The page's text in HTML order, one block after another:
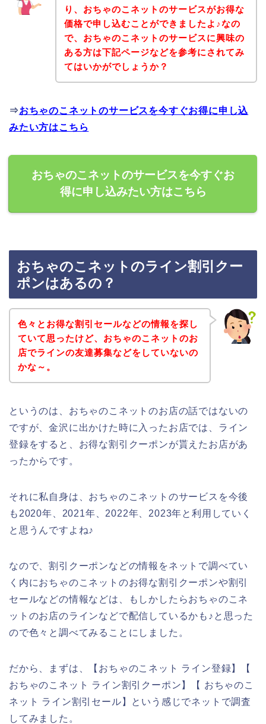
り、おちゃのこネットのサービスがお得な
価格で申し込むことができましたよ♪なの
で、おちゃのこネットのサービスに興味の
ある方は下記ページなどを参考にされてみ
てはいかがでしょうか？
⇒おちゃのこネットのサービスを今すぐお得に申し込
みたい方はこちら
おちゃのこネットのサービスを今すぐお
得に申し込みたい方はこちら
おちゃのこネットのライン割引クー
ポンはあるの？
色々とお得な割引セールなどの情報を探し
ていて思ったけど、おちゃのこネットのお
店でラインの友達募集などをしていないの
かな～。
というのは、おちゃのこネットのお店の話ではないの
ですが、金沢に出かけた時に入ったお店では、ライン
登録をすると、お得な割引クーポンが貰えたお店があ
ったからです。
それに私自身は、おちゃのこネットのサービスを今後
も2020年、2021年、2022年、2023年と利用していく
と思うんですよね♪
なので、割引クーポンなどの情報をネットで調べてい
く内におちゃのこネットのお得な割引クーポンや割引
セールなどの情報などは、もしかしたらおちゃのこネ
ットのお店のラインなどで配信しているかも♪と思った
ので色々と調べてみることにしました。
だから、まずは、【おちゃのこネット ライン登録】【
おちゃのこネット ライン割引クーポン】【 おちゃのこ
ネット ライン割引セール】という感じでネットで調査
してみました。